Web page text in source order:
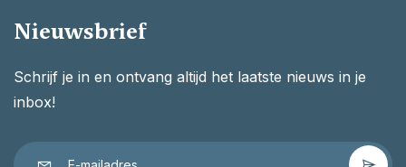
Nieuwsbrief
Schrijf je in en ontvang altijd het laatste nieuws in je
inbox!